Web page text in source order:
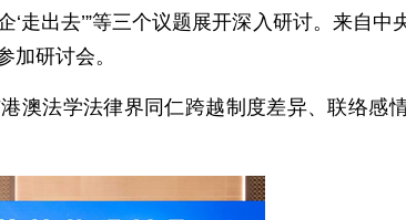
走出去’”等三个议题展开深入研讨。来自中
加研讨会。
澳法学法律界同仁跨越制度差异、联络感